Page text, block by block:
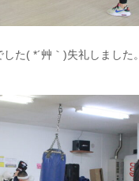
た( *´艸｀)失礼しました。